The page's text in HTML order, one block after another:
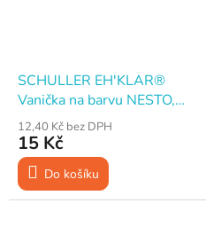
SCHULLER EH'KLAR®
Vanička na barvu NESTO,
plastová, 15×28 cm
12,40 Kč bez DPH
15 Kč
Do košíku